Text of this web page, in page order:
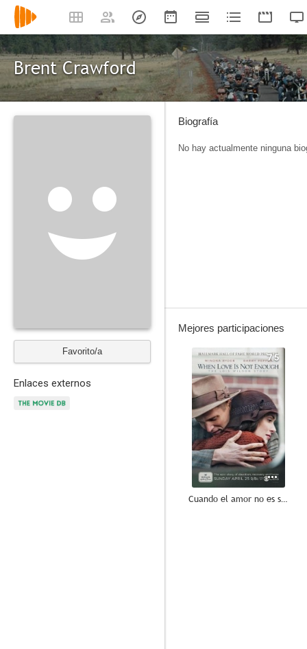
Brent Crawford
Favorito/a
Enlaces externos
Biografía
No hay actualmente ninguna
Mejores participaciones
7.5
Cuando el amor no es suficiente: La historia de Lois Wilson